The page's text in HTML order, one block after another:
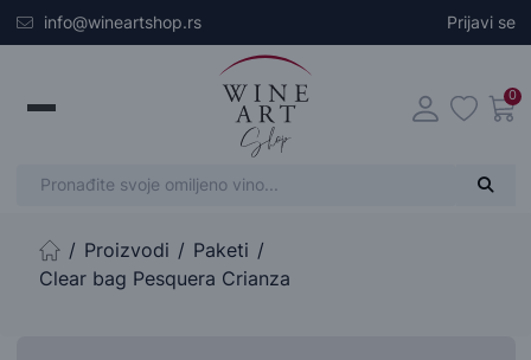
Skip to main content
info@wineartshop.rs Prijavi se
0
Početna stranica
Proizvodi
Paketi
Clear bag Pesquera Crianza